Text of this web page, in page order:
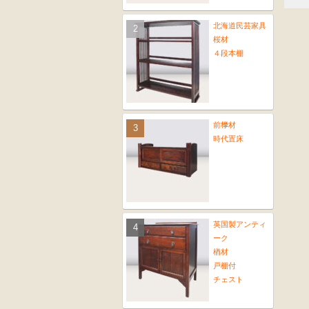
北海道民芸家具
桜材
４段本棚
前﨔材
時代置床
英国製アンティ
ーク
楢材
戸棚付
チェスト